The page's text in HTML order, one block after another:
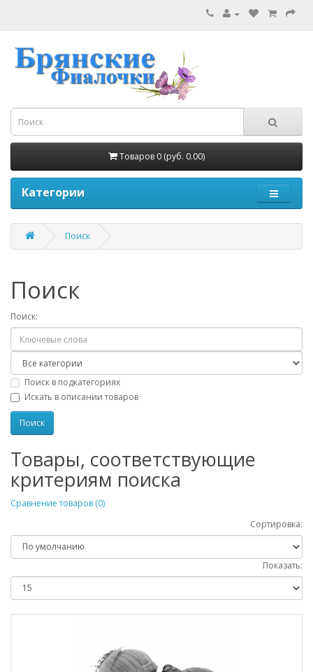
Товаров 0 (руб. 0.00)
Категории
Поиск
Поиск
Поиск:
Поиск в подкатегориях
Искать в описании товаров
Товары, соответствующие
критериям поиска
Сравнение товаров (0)
Сортировка:
Показать: